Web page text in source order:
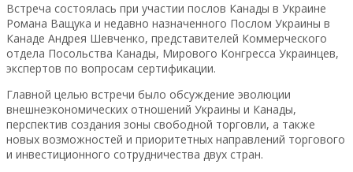
Встреча состоялась при участии послов Канады в Украине
Романа Ващука и недавно назначенного Послом Украины в
Канаде Андрея Шевченко, представителей Коммерческого
отдела Посольства Канады, Мирового Конгресса Украинцев,
экспертов по вопросам сертификации.
Главной целью встречи было обсуждение эволюции
внешнеэкономических отношений Украины и Канады,
перспектив создания зоны свободной торговли, а также
новых возможностей и приоритетных направлений торгового
и инвестиционного сотрудничества двух стран.